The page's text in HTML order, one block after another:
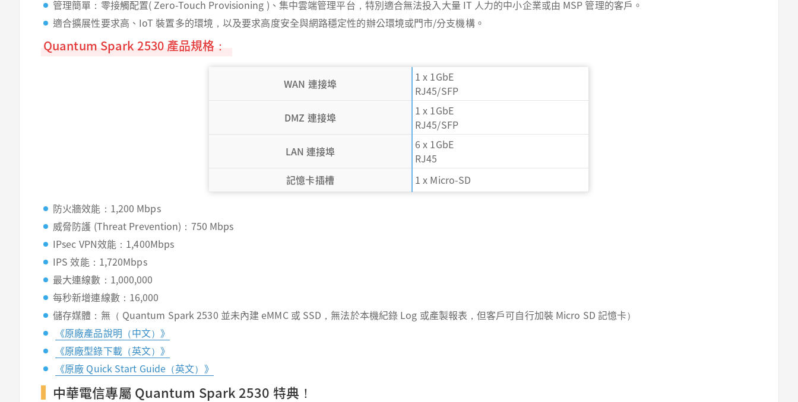
管理簡單：零接觸配置( Zero-Touch Provisioning )、集中雲端管理平台，特別適合無法投入大量 IT 人力的中小企業或由 MSP 管理的客戶。
適合擴展性要求高、IoT 裝置多的環境，以及要求高度安全與網路穩定性的辦公環境或門市/分支機構。
Quantum Spark 2530 產品規格：
WAN 連接埠
1 x 1GbE
RJ45/SFP
DMZ 連接埠
1 x 1GbE
RJ45/SFP
LAN 連接埠
6 x 1GbE
RJ45
記憶卡插槽
1 x Micro-SD
防火牆效能：1,200 Mbps
威脅防護 (Threat Prevention)：750 Mbps
IPsec VPN效能：1,400Mbps
IPS 效能：1,720Mbps
最大連線數：1,000,000
每秒新增連線數：16,000
儲存媒體：無（ Quantum Spark 2530 並未內建 eMMC 或 SSD，無法於本機紀錄 Log 或產製報表，但客戶可自行加裝 Micro SD 記憶卡）
《原廠產品說明（中文）》
《原廠型錄下載（英文）》
《原廠 Quick Start Guide（英文）》
中華電信專屬 Quantum Spark 2530 特典！